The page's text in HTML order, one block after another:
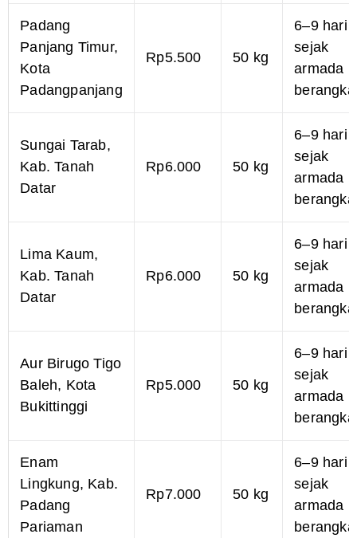
Padang
Panjang Timur,
Kota
Padangpanjang
Rp5.500 50 kg
6–9 hari
sejak
armada
Sungai Tarab,
Kab. Tanah
Datar
Rp6.000 50 kg
6–9 hari
sejak
armada
Lima Kaum,
Kab. Tanah
Datar
Rp6.000 50 kg
6–9 hari
sejak
armada
Aur Birugo Tigo
Baleh, Kota
Bukittinggi
Rp5.000 50 kg
6–9 hari
sejak
armada
Enam
Lingkung, Kab.
Padang
Pariaman
Rp7.000 50 kg
6–9 hari
sejak
armada